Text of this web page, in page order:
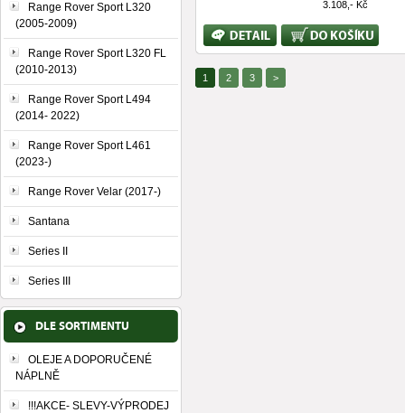
Range Rover Sport L320
(2005-2009)
Range Rover Sport L320 FL
(2010-2013)
Range Rover Sport L494
(2014- 2022)
Range Rover Sport L461
(2023-)
Range Rover Velar (2017-)
Santana
Series II
Series III
DLE SORTIMENTU
OLEJE A DOPORUČENÉ
NÁPLNĚ
!!!AKCE- SLEVY-VÝPRODEJ
3.108,- Kč
Bližší
informace
Koupit
1 2 3 >